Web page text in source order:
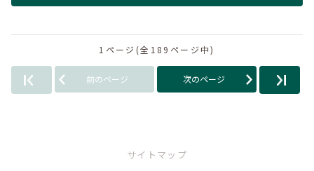
1ページ(全189ページ中)
前のページ 次のページ
サイトマップ